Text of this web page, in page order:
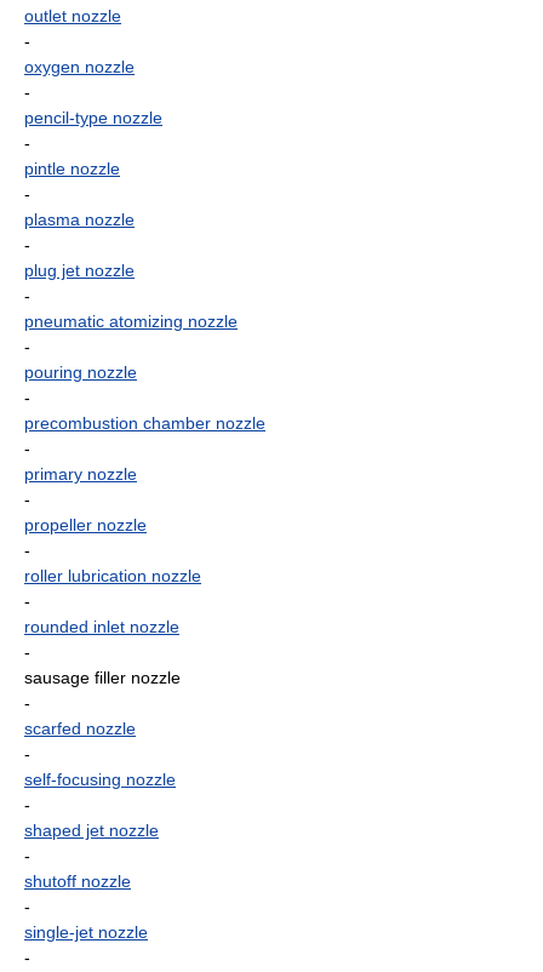
outlet nozzle
-
oxygen nozzle
-
pencil-type nozzle
-
pintle nozzle
-
plasma nozzle
-
plug jet nozzle
-
pneumatic atomizing nozzle
-
pouring nozzle
-
precombustion chamber nozzle
-
primary nozzle
-
propeller nozzle
-
roller lubrication nozzle
-
rounded inlet nozzle
-
sausage filler nozzle
-
scarfed nozzle
-
self-focusing nozzle
-
shaped jet nozzle
-
shutoff nozzle
-
single-jet nozzle
-